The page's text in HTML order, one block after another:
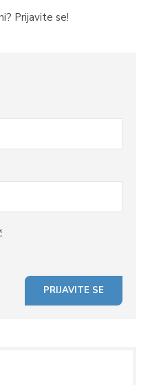
Prijavite se!